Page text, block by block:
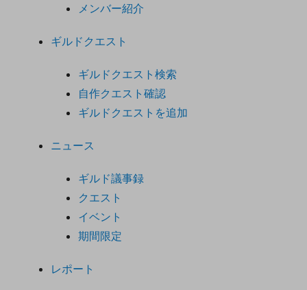
メンバー紹介
ギルドクエスト
ギルドクエスト検索
自作クエスト確認
ギルドクエストを追加
ニュース
ギルド議事録
クエスト
イベント
期間限定
レポート